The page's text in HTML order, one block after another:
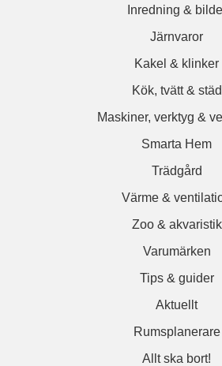
Inredning &
Järnvaror
Kakel & klinker
Kök, tvätt & städ
Maskiner, verktyg &
Smarta Hem
Trädgård
Värme &
Zoo & akvaristik
Varumärken
Tips & guider
Aktuellt
Rumsplanerare
Allt ska bort!